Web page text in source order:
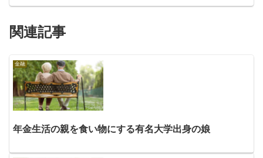
関連記事
金融
年金生活の親を食い物にする有名大学出身の娘